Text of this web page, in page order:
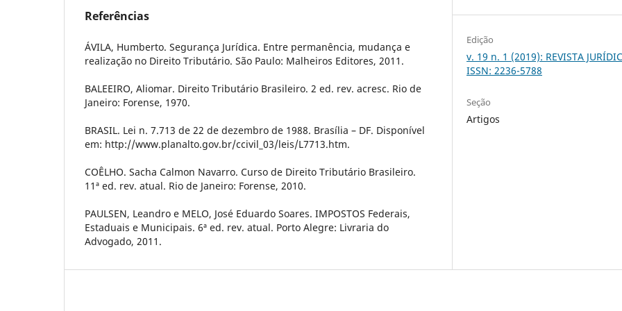
Referências
ÁVILA, Humberto. Segurança Jurídica. Entre permanência, mudança e
realização no Direito Tributário. São Paulo: Malheiros Editores, 2011.
BALEEIRO, Aliomar. Direito Tributário Brasileiro. 2 ed. rev. acresc. Rio de
Janeiro: Forense, 1970.
BRASIL. Lei n. 7.713 de 22 de dezembro de 1988. Brasília – DF. Disponível
em: http://www.planalto.gov.br/ccivil_03/leis/L7713.htm.
COÊLHO. Sacha Calmon Navarro. Curso de Direito Tributário Brasileiro.
11ª ed. rev. atual. Rio de Janeiro: Forense, 2010.
PAULSEN, Leandro e MELO, José Eduardo Soares. IMPOSTOS Federais,
Estaduais e Municipais. 6ª ed. rev. atual. Porto Alegre: Livraria do
Advogado, 2011.
Edição
v. 19 n. 1 (2019): REVISTA
ISSN: 2236-5788
Seção
Artigos